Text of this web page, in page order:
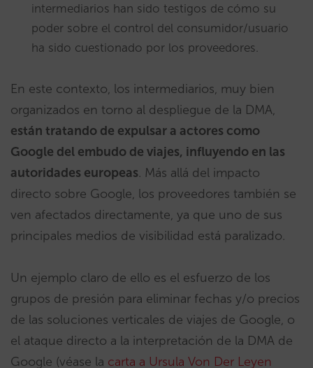
intermediarios han sido testigos de cómo su
poder sobre el control del consumidor/usuario
ha sido cuestionado por los proveedores.
En este contexto, los intermediarios, muy bien
organizados en torno al despliegue de la DMA,
están tratando de expulsar a actores como
Google del embudo de viajes, influyendo en las
autoridades europeas. Más allá del impacto
directo sobre Google, los proveedores también se
ven afectados directamente, ya que uno de sus
principales medios de visibilidad está paralizado.
Un ejemplo claro de ello es el esfuerzo de los
grupos de presión para eliminar fechas y/o precios
de las soluciones verticales de viajes de Google, o
el ataque directo a la interpretación de la DMA de
Google (véase la carta a Ursula Von Der Leyen